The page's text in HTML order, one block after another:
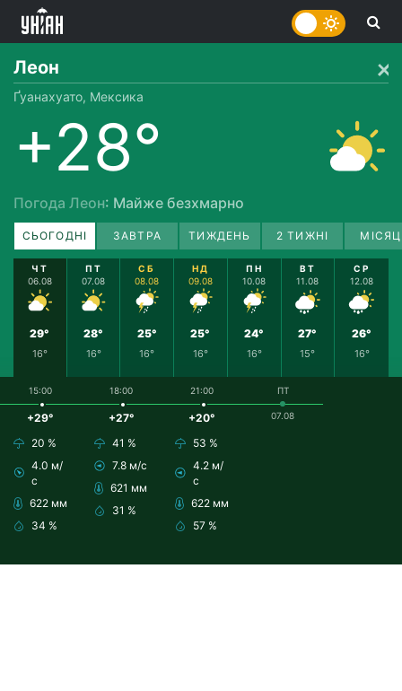
Леон
Ґуанахуато, Мексика
+28°
Погода Леон: Майже безхмарно
СЬОГОДНІ ЗАВТРА ТИЖДЕНЬ 2 ТИЖНІ
ЧТ
06.08
29°
16°
ПТ
07.08
28°
16°
СБ
08.08
25°
16°
НД
09.08
25°
16°
ПН
10.08
24°
16°
ВТ
11.08
27°
15°
СР
12.08
26°
16°
15:00
+29°
20 %
4.0 м/
с
622 мм
34 %
18:00
+27°
41 %
7.8 м/с
621 мм
31 %
21:00
+20°
53 %
4.2 м/
с
622 мм
57 %
ПТ
07.08